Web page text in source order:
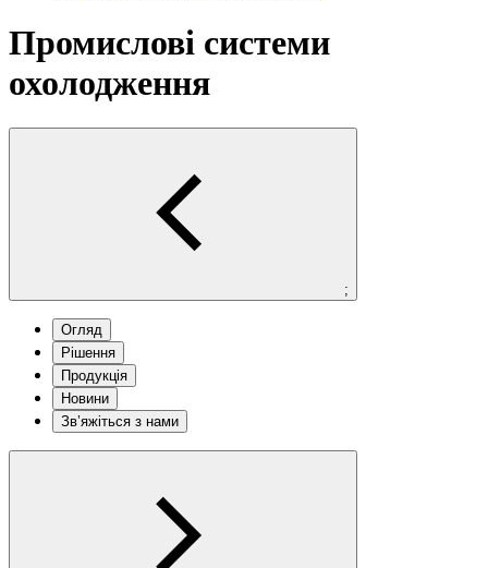
Промислові системи
охолодження
;
Огляд
Рішення
Продукція
Новини
Зв’яжіться з нами